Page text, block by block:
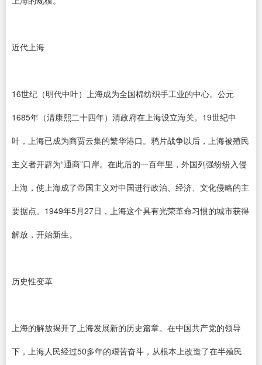
近代上海
16世纪（明代中叶）上海成为全国棉纺织手工业的中心。公元
1685年（清康熙二十四年）清政府在上海设立海关。19世纪中
叶，上海已成为商贾云集的繁华港口。鸦片战争以后，上海被殖民
主义者开辟为“通商”口岸。在此后的一百年里，外国列强纷纷入侵
上海，使上海成了帝国主义对中国进行政治、经济、文化侵略的主
要据点。1949年5月27日，上海这个具有光荣革命习惯的城市获得
解放，开始新生。
历史性变革
上海的解放揭开了上海发展新的历史篇章。在中国共产党的领导
下，上海人民经过50多年的艰苦奋斗，从根本上改造了在半殖民